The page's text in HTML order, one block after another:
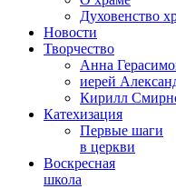
Духовенство
Новости
Творчество
Анна
иерей
Кирилл
Катехизация
Первые шаги
в церкви
Воскресная
школа